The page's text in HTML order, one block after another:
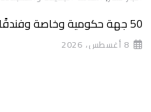
50 جهة حكومية وخاصة وفندقًا تشارك بالنسخة الأولى من
8 أغسطس، 2026